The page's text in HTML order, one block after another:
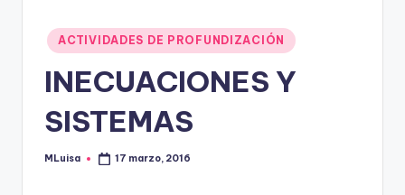
Publicado
en
ACTIVIDADES DE PROFUNDIZACIÓN
INECUACIONES Y
SISTEMAS
Publicado
MLuisa 17 marzo, 2016